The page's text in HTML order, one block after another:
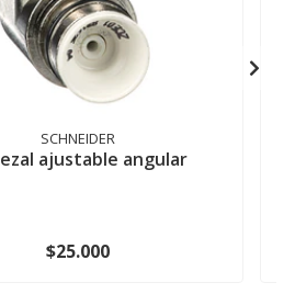
SCHNEIDER
ajustable angular
$25.000